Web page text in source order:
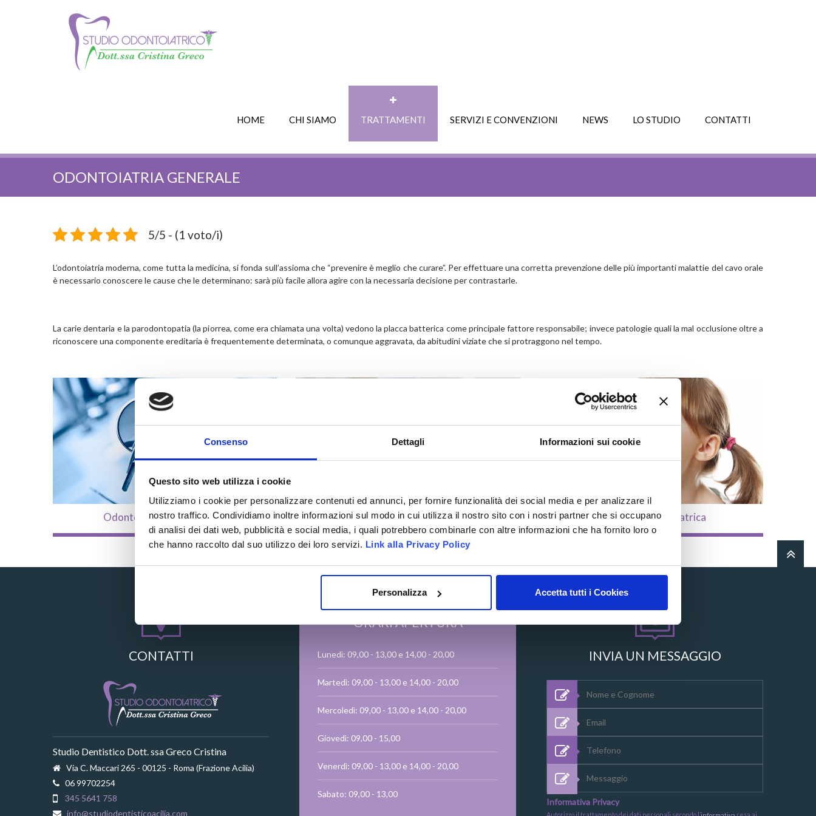
Consenso Dettagli Informazioni sui cookie
Questo sito web utilizza i cookie
Utilizziamo i cookie per personalizzare contenuti ed annunci, per fornire funzionalità dei social media e per analizzare il
nostro traffico. Condividiamo inoltre informazioni sul modo in cui utilizza il nostro sito con i nostri partner che si occupano
di analisi dei dati web, pubblicità e social media, i quali potrebbero combinarle con altre informazioni che ha fornito loro o
che hanno raccolto dal suo utilizzo dei loro servizi. Link alla Privacy Policy
Personalizza Accetta tutti i Cookies
HOME CHI SIAMO TRATTAMENTI SERVIZI E CONVENZIONI NEWS LO STUDIO CONTATTI
ODONTOIATRIA GENERALE
5/5 - (1 voto/i)
L’odontoiatria moderna, come tutta la medicina, si fonda sull’assioma che “prevenire è meglio che curare”. Per effettuare una corretta prevenzione delle più importanti malattie del cavo orale
è necessario conoscere le cause che le determinano: sarà più facile allora agire con la necessaria decisione per contrastarle.
La carie dentaria e la parodontopatia (la piorrea, come era chiamata una volta) vedono la placca batterica come principale fattore responsabile; invece patologie quali la mal occlusione oltre a
riconoscere una componente ereditaria è frequentemente determinata, o comunque aggravata, da abitudini viziate che si protraggono nel tempo.
Odontoiatria Conservativa Endodonzia Odontoiatria Pediatrica
CONTATTI
Studio Dentistico Dott. ssa Greco Cristina
Via C. Maccari 265 - 00125 - Roma (Frazione Acilia)
06 99702254
345 5641 758
info@studiodentisticoacilia.com
ORARI APERTURA
Lunedì: 09,00 - 13,00 e 14,00 - 20,00
Martedì: 09,00 - 13,00 e 14,00 - 20,00
Mercoledì: 09,00 - 13,00 e 14,00 - 20,00
Giovedì: 09,00 - 15,00
Venerdì: 09,00 - 13,00 e 14,00 - 20,00
Sabato: 09,00 - 13,00
INVIA UN MESSAGGIO
Informativa Privacy
Autorizzo il trattamento dei dati personali secondo l’ resa ai